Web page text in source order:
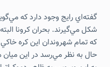
گفته‌اي رايج وجود دارد كه
شكل مي‌گيرند. بحران كرونا
كه تمام شهروندان اين كره
حال به نظر مي‌رسد در اين